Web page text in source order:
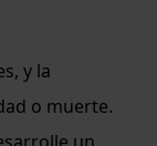
y la
o muerte.